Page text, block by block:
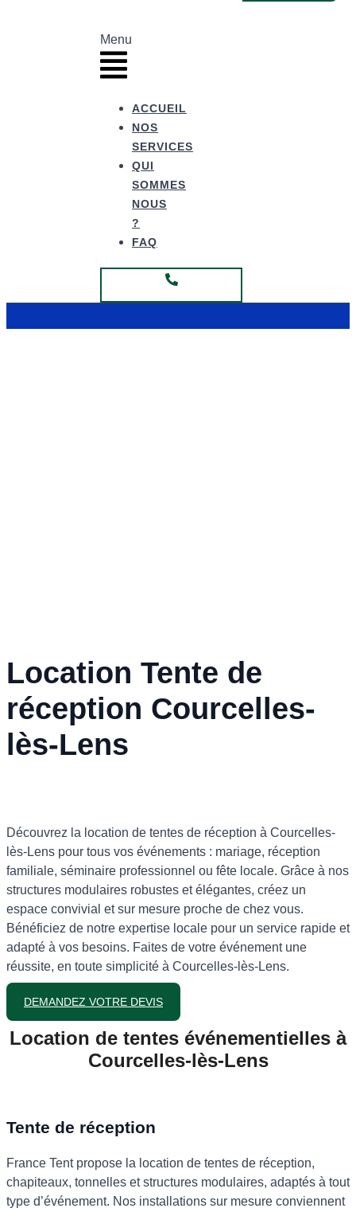
Menu
ACCUEIL
NOS
SERVICES
QUI
SOMMES
NOUS
?
FAQ
Location Tente de
réception Courcelles-
lès-Lens
Découvrez la location de tentes de réception à Courcelles-
lès-Lens pour tous vos événements : mariage, réception
familiale, séminaire professionnel ou fête locale. Grâce à nos
structures modulaires robustes et élégantes, créez un
espace convivial et sur mesure proche de chez vous.
Bénéficiez de notre expertise locale pour un service rapide et
adapté à vos besoins. Faites de votre événement une
réussite, en toute simplicité à Courcelles-lès-Lens.
DEMANDEZ VOTRE DEVIS
Location de tentes événementielles à
Courcelles-lès-Lens
Tente de réception
France Tent propose la location de tentes de réception,
chapiteaux, tonnelles et structures modulaires, adaptés à tout
type d’événement. Nos installations sur mesure conviennent